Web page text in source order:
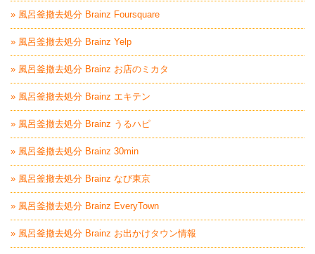
» 風呂釜撤去処分 Brainz Foursquare
» 風呂釜撤去処分 Brainz Yelp
» 風呂釜撤去処分 Brainz お店のミカタ
» 風呂釜撤去処分 Brainz エキテン
» 風呂釜撤去処分 Brainz うるハピ
» 風呂釜撤去処分 Brainz 30min
» 風呂釜撤去処分 Brainz なび東京
» 風呂釜撤去処分 Brainz EveryTown
» 風呂釜撤去処分 Brainz お出かけタウン情報